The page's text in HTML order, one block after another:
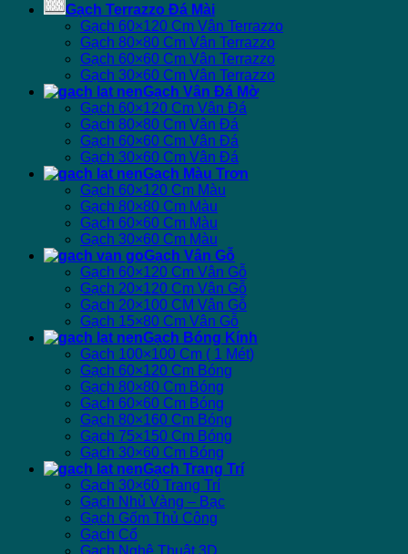
Gạch Terrazzo Đá Mài
Gạch 60×120 Cm Vân Terrazzo
Gạch 80×80 Cm Vân Terrazzo
Gạch 60×60 Cm Vân Terrazzo
Gạch 30×60 Cm Vân Terrazzo
Gạch Vân Đá Mờ
Gạch 60×120 Cm Vân Đá
Gạch 80×80 Cm Vân Đá
Gạch 60×60 Cm Vân Đá
Gạch 30×60 Cm Vân Đá
Gạch Màu Trơn
Gạch 60×120 Cm Màu
Gạch 80×80 Cm Màu
Gạch 60×60 Cm Màu
Gạch 30×60 Cm Màu
Gạch Vân Gỗ
Gạch 60×120 Cm Vân Gỗ
Gạch 20×120 Cm Vân Gỗ
Gạch 20×100 CM Vân Gỗ
Gạch 15×80 Cm Vân Gỗ
Gạch Bóng Kính
Gạch 100×100 Cm ( 1 Mét)
Gạch 60×120 Cm Bóng
Gạch 80×80 Cm Bóng
Gạch 60×60 Cm Bóng
Gạch 80×160 Cm Bóng
Gạch 75×150 Cm Bóng
Gạch 30×60 Cm Bóng
Gạch Trang Trí
Gạch 30×60 Trang Trí
Gạch Nhủ Vàng – Bạc
Gạch Gốm Thủ Công
Gạch Cổ
Gạch Nghệ Thuật 3D